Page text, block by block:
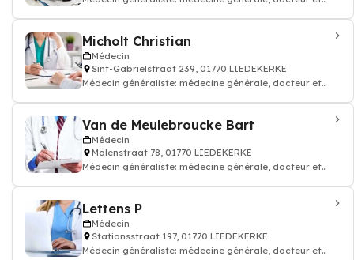
Micholt Christian
Médecin
Sint-Gabriëlstraat 239, 01770 LIEDEKERKE
Médecin généraliste: médecine générale, docteur et
Van de Meulebroucke Bart
Médecin
Molenstraat 78, 01770 LIEDEKERKE
Médecin généraliste: médecine générale, docteur et
Lettens P
Médecin
Stationsstraat 197, 01770 LIEDEKERKE
Médecin généraliste: médecine générale, docteur et